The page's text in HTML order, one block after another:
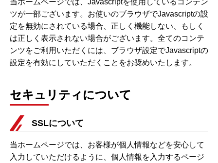
ツが一部ございます。お使いのブラウザでJavascriptの設
定を無効にされている場合、正しく機能しない、もしく
は正しく表示されない場合がございます。全てのコンテ
ンツをご利用いただくには、ブラウザ設定でJavascriptの
設定を有効にしていただくことをお奨めいたします。
セキュリティについて
SSLについて
当ホームページでは、お客様が個人情報などを安心して
入力していただけるように、個人情報を入力するページ